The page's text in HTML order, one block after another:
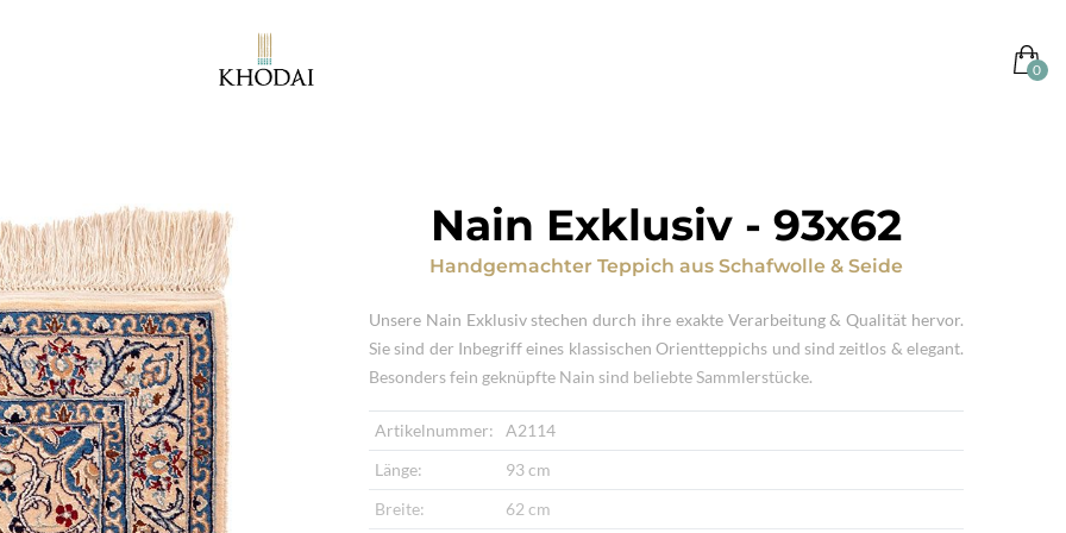
Nain Exklusiv - 93x62
Handgemachter Teppich aus Schafwolle & Seide
Unsere Nain Exklusiv stechen durch ihre exakte Verarbeitung & Qualität hervor.
Sie sind der Inbegriff eines klassischen Orientteppichs und sind zeitlos & elegant.
Besonders fein geknüpfte Nain sind beliebte Sammlerstücke.
Artikelnummer:
A2114
Länge:
93 cm
Breite:
62 cm